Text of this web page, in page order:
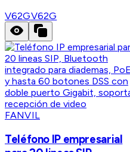
V62GV62G
FANVIL
Teléfono IP empresarial